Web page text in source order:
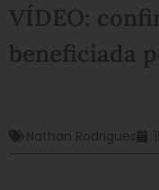
VÍDEO:
beneficiada
Nathan Rodrigues